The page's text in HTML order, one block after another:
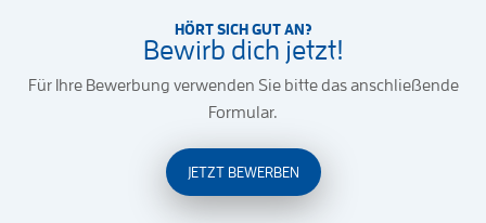
HÖRT SICH GUT AN?
Bewirb dich jetzt!
Für Ihre Bewerbung verwenden Sie bitte das anschließende
Formular.
JETZT BEWERBEN